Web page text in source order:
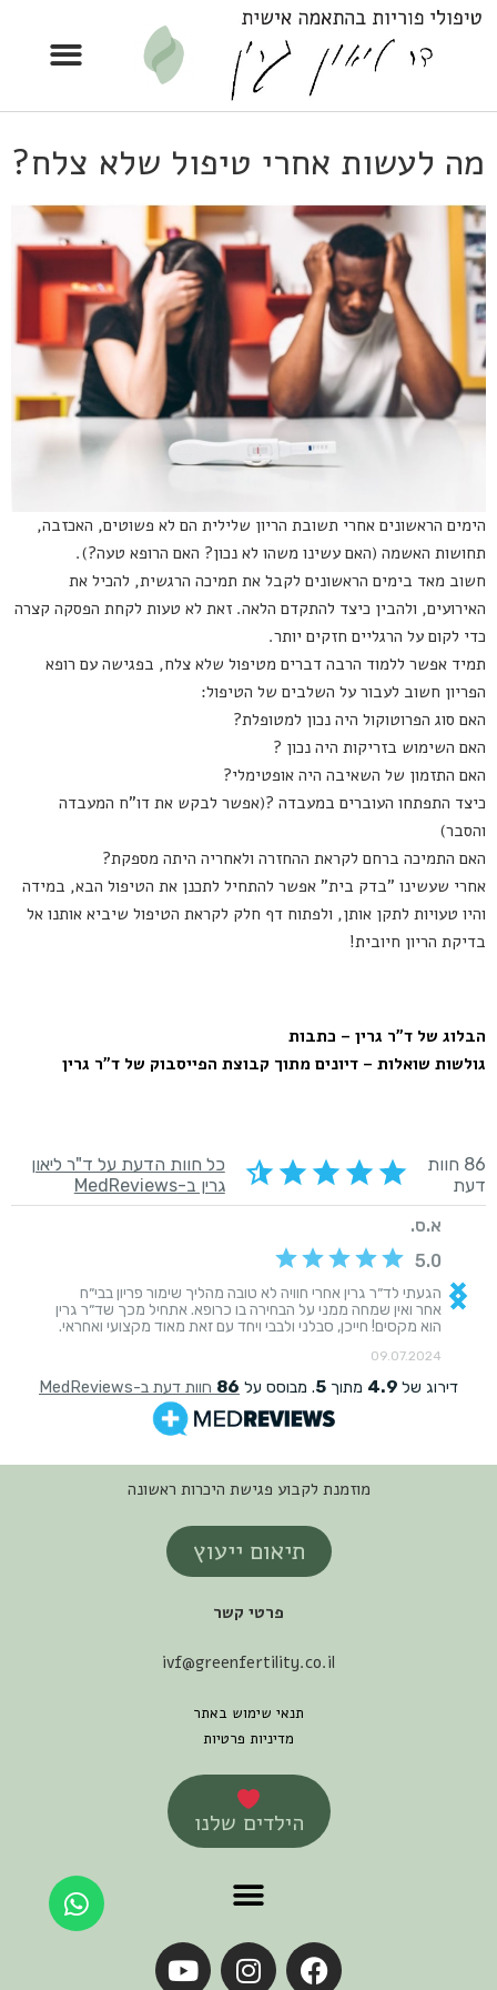
מה לעשות אחרי טיפול שלא צלח?
הימים הראשונים אחרי תשובת הריון שלילית הם לא פשוטים, האכזבה,
תחושות האשמה (האם עשינו משהו לא נכון? האם הרופא טעה?).
חשוב מאד בימים הראשונים לקבל את תמיכה הרגשית, להכיל את
האירועים, ולהבין כיצד להתקדם הלאה. זאת לא טעות לקחת הפסקה קצרה
כדי לקום על הרגליים חזקים יותר.
תמיד אפשר ללמוד הרבה דברים מטיפול שלא צלח, בפגישה עם רופא
הפריון חשוב לעבור על השלבים של הטיפול:
האם סוג הפרוטוקול היה נכון למטופלת?
האם השימוש בזריקות היה נכון ?
האם התזמון של השאיבה היה אופטימלי?
כיצד התפתחו העוברים במעבדה ?(אפשר לבקש את דו"ח המעבדה
והסבר)
האם התמיכה ברחם לקראת ההחזרה ולאחריה היתה מספקת?
אחרי שעשינו "בדק בית" אפשר להתחיל לתכנן את הטיפול הבא, במידה
והיו טעויות לתקן אותן, ולפתוח דף חלק לקראת הטיפול שיביא אותנו אל
בדיקת הריון חיובית!
הבלוג של ד"ר גרין – כתבות
גולשות שואלות – דיונים מתוך קבוצת הפייסבוק של ד"ר גרין
מוזמנת לקבוע פגישת היכרות ראשונה
תיאום ייעוץ
פרטי קשר
ivf@greenfertility.co.il
תנאי שימוש באתר
מדיניות פרטיות
הילדים שלנו